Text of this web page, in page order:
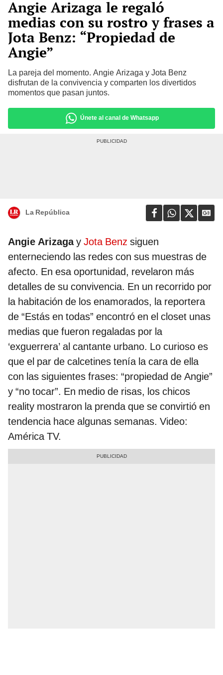
Angie Arizaga le regaló
medias con su rostro y frases a
Jota Benz: “Propiedad de
Angie”
La pareja del momento. Angie Arizaga y Jota Benz
disfrutan de la convivencia y comparten los divertidos
momentos que pasan juntos.
Únete al canal de Whatsapp
La República
Angie Arizagay Jota Benz siguen
enterneciendo las redes con sus muestras de
afecto. En esa oportunidad, revelaron más
detalles de su convivencia. En un recorrido por
la habitación de los enamorados, la reportera
de “Estás en todas” encontró en el closet unas
medias que fueron regaladas por la
‘exguerrera’ al cantante urbano. Lo curioso es
que el par de calcetines tenía la cara de ella
con las siguientes frases: “propiedad de Angie”
y “no tocar”. En medio de risas, los chicos
reality mostraron la prenda que se convirtió en
tendencia hace algunas semanas. Video:
América TV.